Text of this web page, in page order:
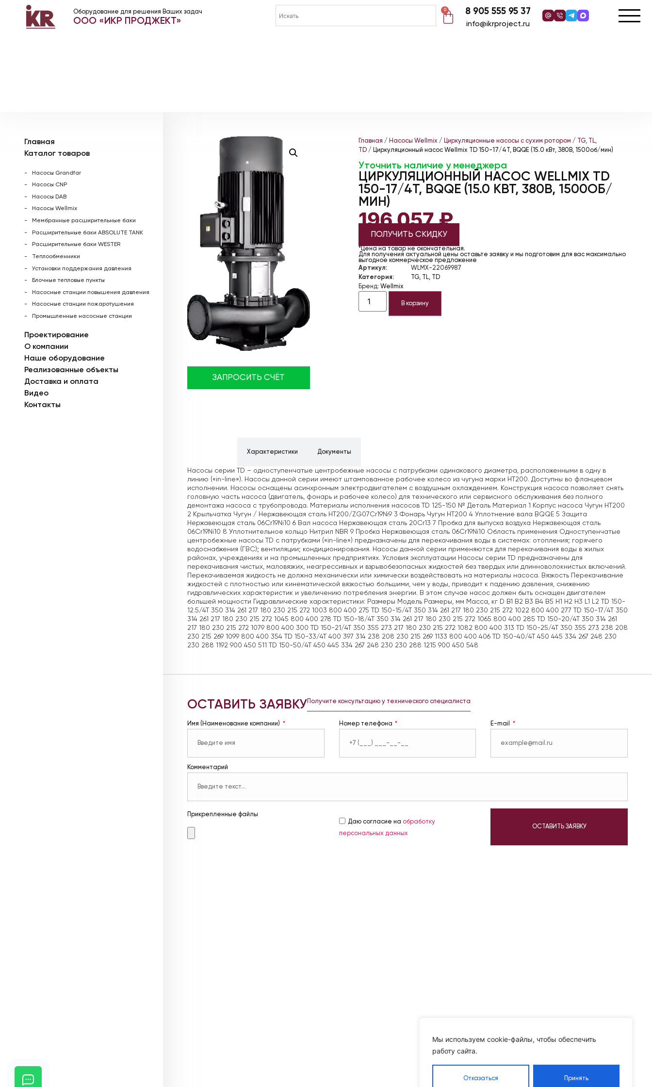
Мы используем cookie-файлы, чтобы обеспечить
работу сайта.
Отказаться Принять
Оборудование для решения Ваших задач
ООО «ИКР ПРОДЖЕКТ»
0 8 905 555 95 37
info@ikrproject.ru
Главная
Каталог товаров
Насосы Grandfar
Насосы CNP
Насосы DAB
Насосы Wellmix
Мембранные расширительные баки
Расширительные баки ABSOLUTE TANK
Расширительные баки WESTER
Теплообменники
Установки поддержания давления
Блочные тепловые пункты
Насосные станции повышения давления
Насосные станции пожаротушения
Промышленные насосные станции
Проектирование
О компании
Наше оборудование
Реализованные объекты
Доставка и оплата
Видео
Контакты
ЗАПРОСИТЬ СЧЁТ
Главная / Насосы Wellmix/ Циркуляционные насосы с сухим ротором /
TG, TL,
TD/ Циркуляционный насос Wellmix TD 150-17/4Т, BQQE (15.0 кВт, 380В, 1500об/мин)
Уточнить наличие у менеджера
ЦИРКУЛЯЦИОННЫЙ НАСОС WELLMIX TD
150-17/4Т, BQQE (15.0 КВТ, 380В, 1500ОБ/
МИН)
196 057₽
ПОЛУЧИТЬ СКИДКУ
*Цена на товар не окончательная.
Для получения актуальной цены оставьте заявку и мы подготовим для вас максимально
выгодное коммерческое предложение
Артикул:
WLMX-22069987
Категория:
TG, TL, TD
Бренд: Wellmix
В корзину
Характеристики Документы
Насосы серии TD – одноступенчатые центробежные насосы с патрубками одинакового диаметра, расположенными в одну в
линию («in-line»). Насосы данной серии имеют штампованное рабочее колесо из чугуна марки НТ200. Доступны во фланцевом
исполнении. Насосы оснащены асинхронным электродвигателем с воздушным охлаждением. Конструкция насоса позволяет снять
головную часть насоса (двигатель, фонарь и рабочее колесо) для технического или сервисного обслуживания без полного
демонтажа насоса с трубопровода. Материалы исполнения насосов TD 125-150 № Деталь Материал 1 Корпус насоса Чугун HT200
2 Крыльчатка Чугун / Нержавеющая сталь HT200/ZG07Cr19Ni9 3 Фонарь Чугун HT200 4 Уплотнение вала BQQE 5 Защита
Нержавеющая сталь 06Cr19Ni10 6 Вал насоса Нержавеющая сталь 20Cr13 7 Пробка для выпуска воздуха Нержавеющая сталь
06Cr19Ni10 8 Уплотнительное кольцо Нитрил NBR 9 Пробка Нержавеющая сталь 06Cr19Ni10 Область применения Одноступенчатые
центробежные насосы TD с патрубками («in-line») предназначены для перекачивания воды в системах: отопления; горячего
водоснабжения (ГВС); вентиляции; кондиционирования. Насосы данной серии применяются для перекачивания воды в жилых
районах, учреждениях и на промышленных предприятиях. Условия эксплуатации Насосы серии TD предназначены для
перекачивания чистых, маловязких, неагрессивных и взрывобезопасных жидкостей без твердых или длинноволокнистых включений.
Перекачиваемая жидкость не должна механически или химически воздействовать на материалы насоса. Вязкость Перекачивание
жидкостей с плотностью или кинематической вязкостью большими, чем у воды, приводит к падению давления, снижению
гидравлических характеристик и увеличению потребления энергии. В этом случае насос должен быть оснащен двигателем
большей мощности Гидравлические характеристики: Размеры Модель Размеры, мм Масса, кг D B1 B2 B3 B4 B5 H1 H2 H3 L1 L2 TD 150-
12.5/4T 350 314 261 217 180 230 215 272 1003 800 400 275 TD 150-15/4T 350 314 261 217 180 230 215 272 1022 800 400 277 TD 150-17/4T 350
314 261 217 180 230 215 272 1045 800 400 278 TD 150-18/4T 350 314 261 217 180 230 215 272 1065 800 400 285 TD 150-20/4T 350 314 261
217 180 230 215 272 1079 800 400 300 TD 150-21/4T 350 355 273 217 180 230 215 272 1082 800 400 313 TD 150-25/4T 350 355 273 238 208
230 215 269 1099 800 400 354 TD 150-33/4T 400 397 314 238 208 230 215 269 1133 800 400 406 TD 150-40/4T 450 445 334 267 248 230
230 288 1192 900 450 511 TD 150-50/4T 450 445 334 267 248 230 230 288 1215 900 450 548
ОСТАВИТЬ ЗАЯВКУ Получите консультацию у технического специалиста
Имя (Наименование компании) Номер телефона E-mail
Комментарий
Прикрепленные файлы
Даю согласие на обработку
персональных данных
ОСТАВИТЬ ЗАЯВКУ